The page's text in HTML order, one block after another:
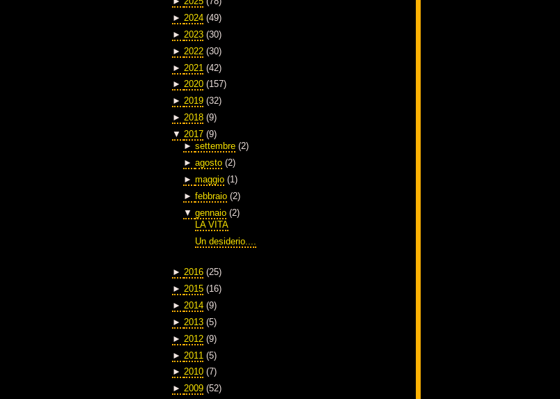
► 2024 (49)
► 2023 (30)
► 2022 (30)
► 2021 (42)
► 2020 (157)
► 2019 (32)
► 2018 (9)
▼ 2017 (9)
► settembre (2)
► agosto (2)
► maggio (1)
► febbraio (2)
▼ gennaio (2)
LA VITA
Un desiderio....
► 2016 (25)
► 2015 (16)
► 2014 (9)
► 2013 (5)
► 2012 (9)
► 2011 (5)
► 2010 (7)
► 2009 (52)